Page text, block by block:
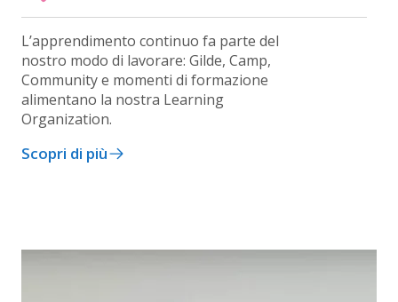
L’apprendimento continuo fa parte del
nostro modo di lavorare: Gilde, Camp,
Community e momenti di formazione
alimentano la nostra Learning
Organization.
Scopri di più